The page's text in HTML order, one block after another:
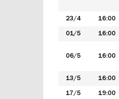
23/4 16:00
01/5 16:00
06/5 16:00
13/5 16:00
17/5 19:00